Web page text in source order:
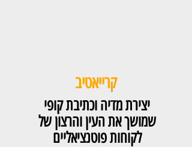
קרייאטיב
יצירת מדיה וכתיבת קופי
שמושך את העין והרצון של
לקוחות פוטנציאליים